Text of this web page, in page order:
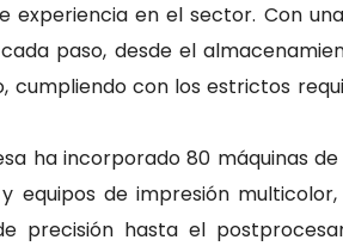
1 2
en el sector. Con
paso, desde el
con los estrictos
ha incorporado 80 máquinas
de impresión
hasta el